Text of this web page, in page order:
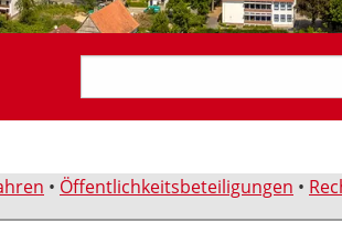
• Öffentlichkeitsbeteiligungen •